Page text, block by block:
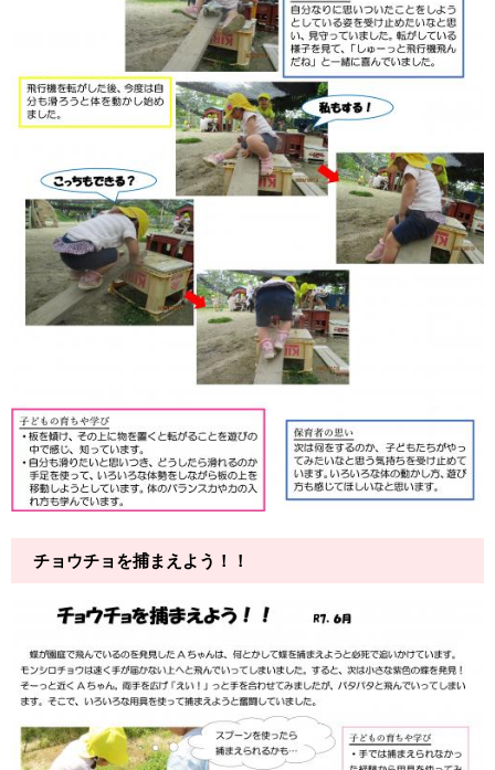
チョウチョを捕まえよう！！